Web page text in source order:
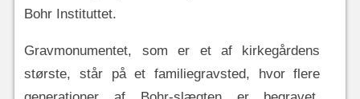
Bohr Instituttet.
Gravmonumentet, som er et af kirkegårdens
største, står på et familiegravsted, hvor flere